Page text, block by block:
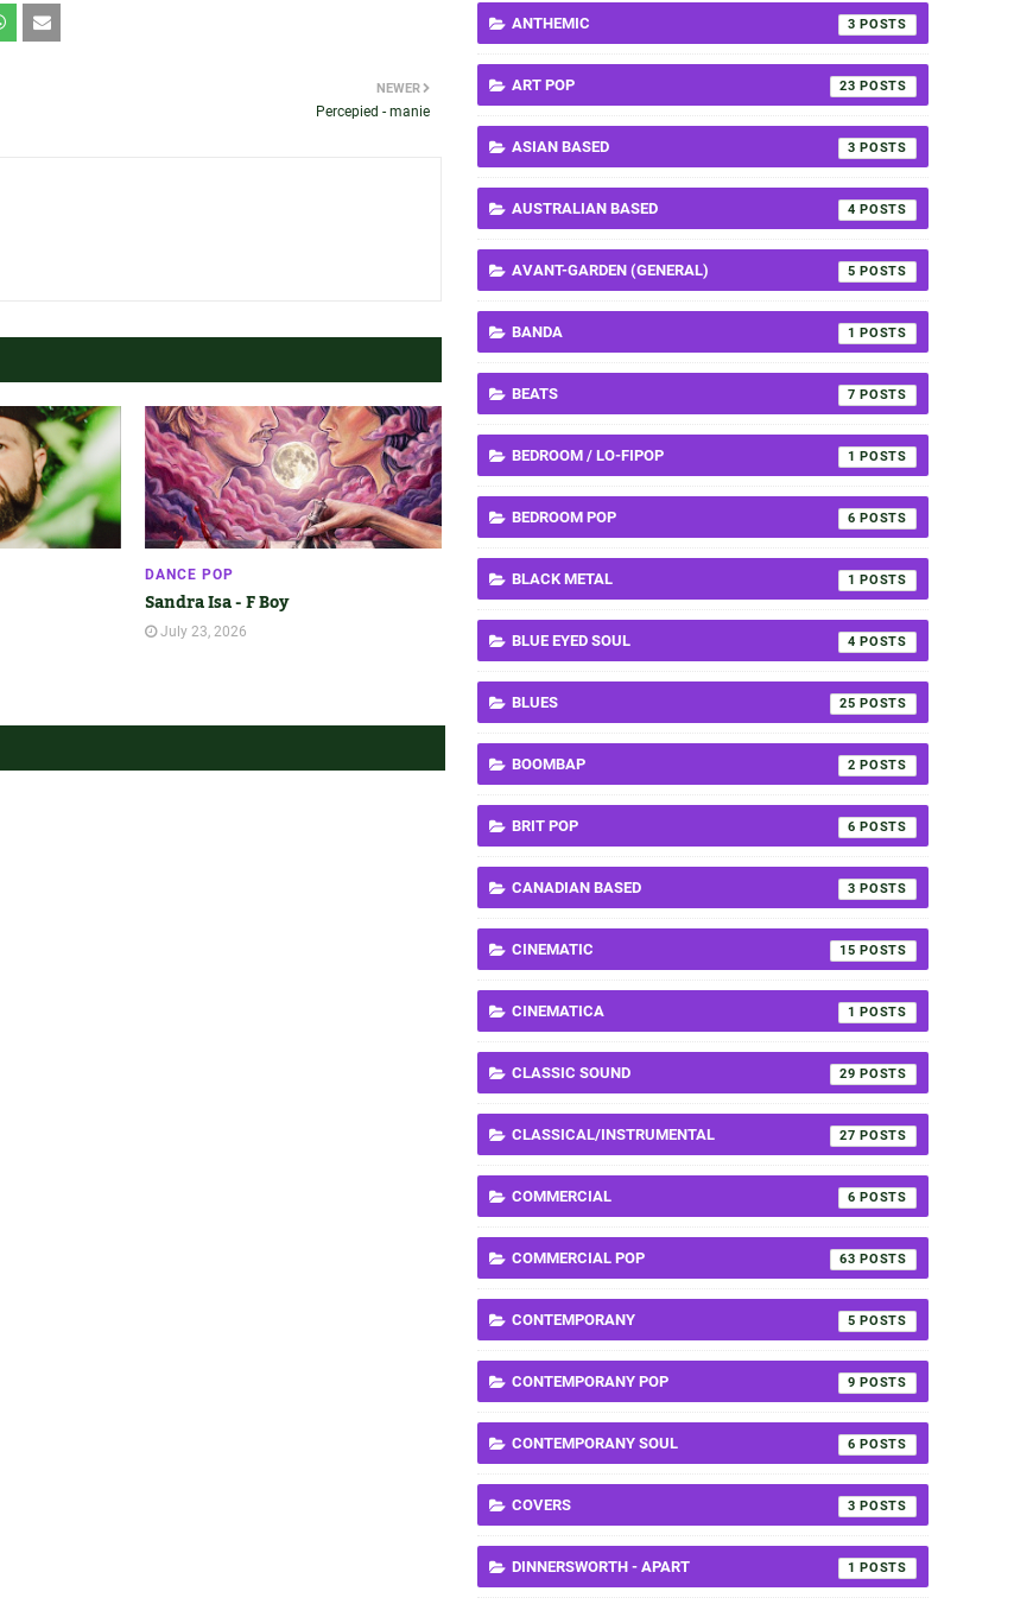
NEWER
Percepied - manie
DANCE POP
Sandra Isa - F Boy
July 23, 2026
ANTHEMIC 3
ART POP 23
ASIAN BASED 3
AUSTRALIAN BASED 4
AVANT-GARDEN (GENERAL) 5
BANDA 1
BEATS 7
BEDROOM / LO-FIPOP 1
BEDROOM POP 6
BLACK METAL 1
BLUE EYED SOUL 4
BLUES 25
BOOMBAP 2
BRIT POP 6
CANADIAN BASED 3
CINEMATIC 15
CINEMATICA 1
CLASSIC SOUND 29
CLASSICAL/INSTRUMENTAL 27
COMMERCIAL 6
COMMERCIAL POP 63
CONTEMPORANY 5
CONTEMPORANY POP 9
CONTEMPORANY SOUL 6
COVERS 3
DINNERSWORTH - APART 1